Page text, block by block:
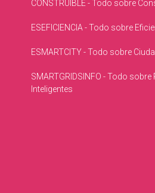
CONSTRUIBLE - Todo sobre
ESEFICIENCIA - Todo sobre
ESMARTCITY - Todo sobre
SMARTGRIDSINFO - Todo sobre
Inteligentes